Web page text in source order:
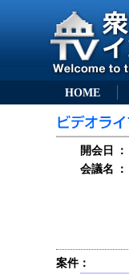
HOME
開会日 ：
会議名
：
案件：